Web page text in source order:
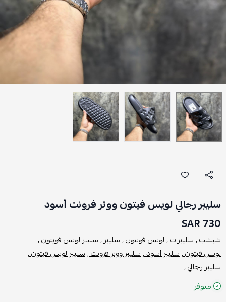
سليبر رجالي لويس فيتون ووتر فرونت أسود
730 SAR
شبشب ,سليبرات ,لويس فويتون ,سليبر ,سليبر لويس فويتون ,
لويس فيتون ,سليبر أسود ,سليبر ووتر فرونت ,سليبر لويس فيتون ,
سليبر رجالي ,
متوفر